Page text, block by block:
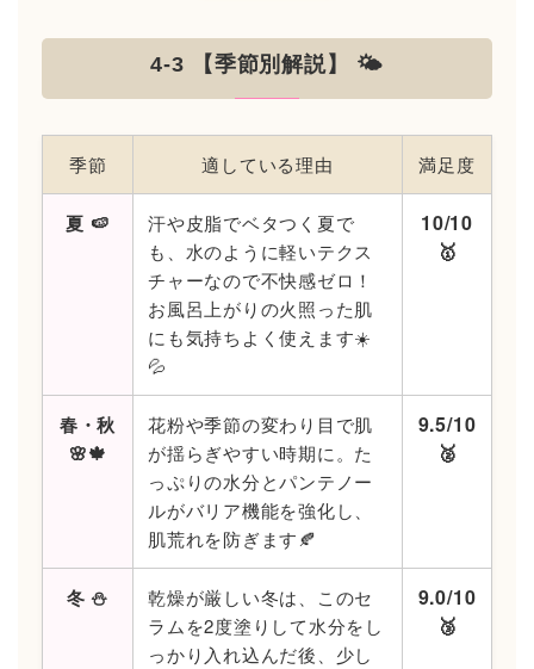
4-3 【季節別解説】 🌤️
季節 適している理由 満足度
夏 🍉
汗や皮脂でベタつく夏で
も、水のように軽いテクス
チャーなので不快感ゼロ！
お風呂上がりの火照った肌
にも気持ちよく使えます☀️
💦
10/10
🥇
春・秋
🌸🍁
花粉や季節の変わり目で肌
が揺らぎやすい時期に。た
っぷりの水分とパンテノー
ルがバリア機能を強化し、
肌荒れを防ぎます🍂
9.5/10
🥈
冬 ⛄️
乾燥が厳しい冬は、このセ
ラムを2度塗りして水分をし
っかり入れ込んだ後、少し
9.0/10
🥉